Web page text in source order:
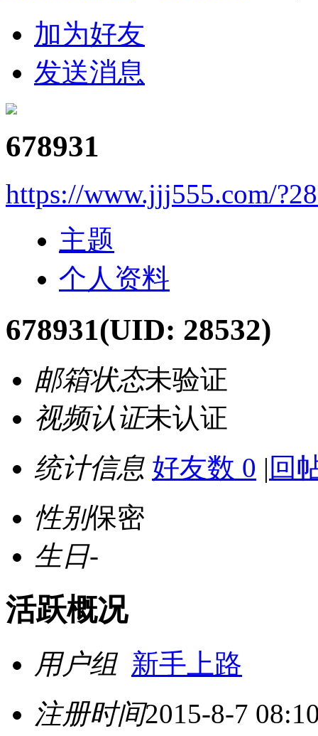
加为好友
发送消息
678931
https://www.jjj555.com/
主题
个人资料
678931(UID: 28532)
邮箱状态未验证
视频认证未认证
统计信息 好友数 0 | 回
性别保密
生日-
活跃概况
用户组 新手上路
注册时间2015-8-7